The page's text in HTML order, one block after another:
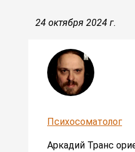
24 октября 2024 г.
Психосоматолог
Аркадий Транс